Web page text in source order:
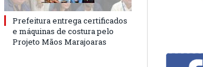
Prefeitura entrega certificados
e máquinas de costura pelo
Projeto Mãos Marajoaras